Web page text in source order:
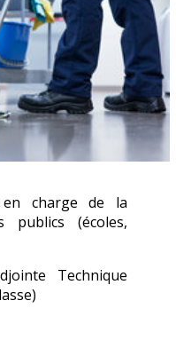
en charge de la
publics (écoles,
Technique